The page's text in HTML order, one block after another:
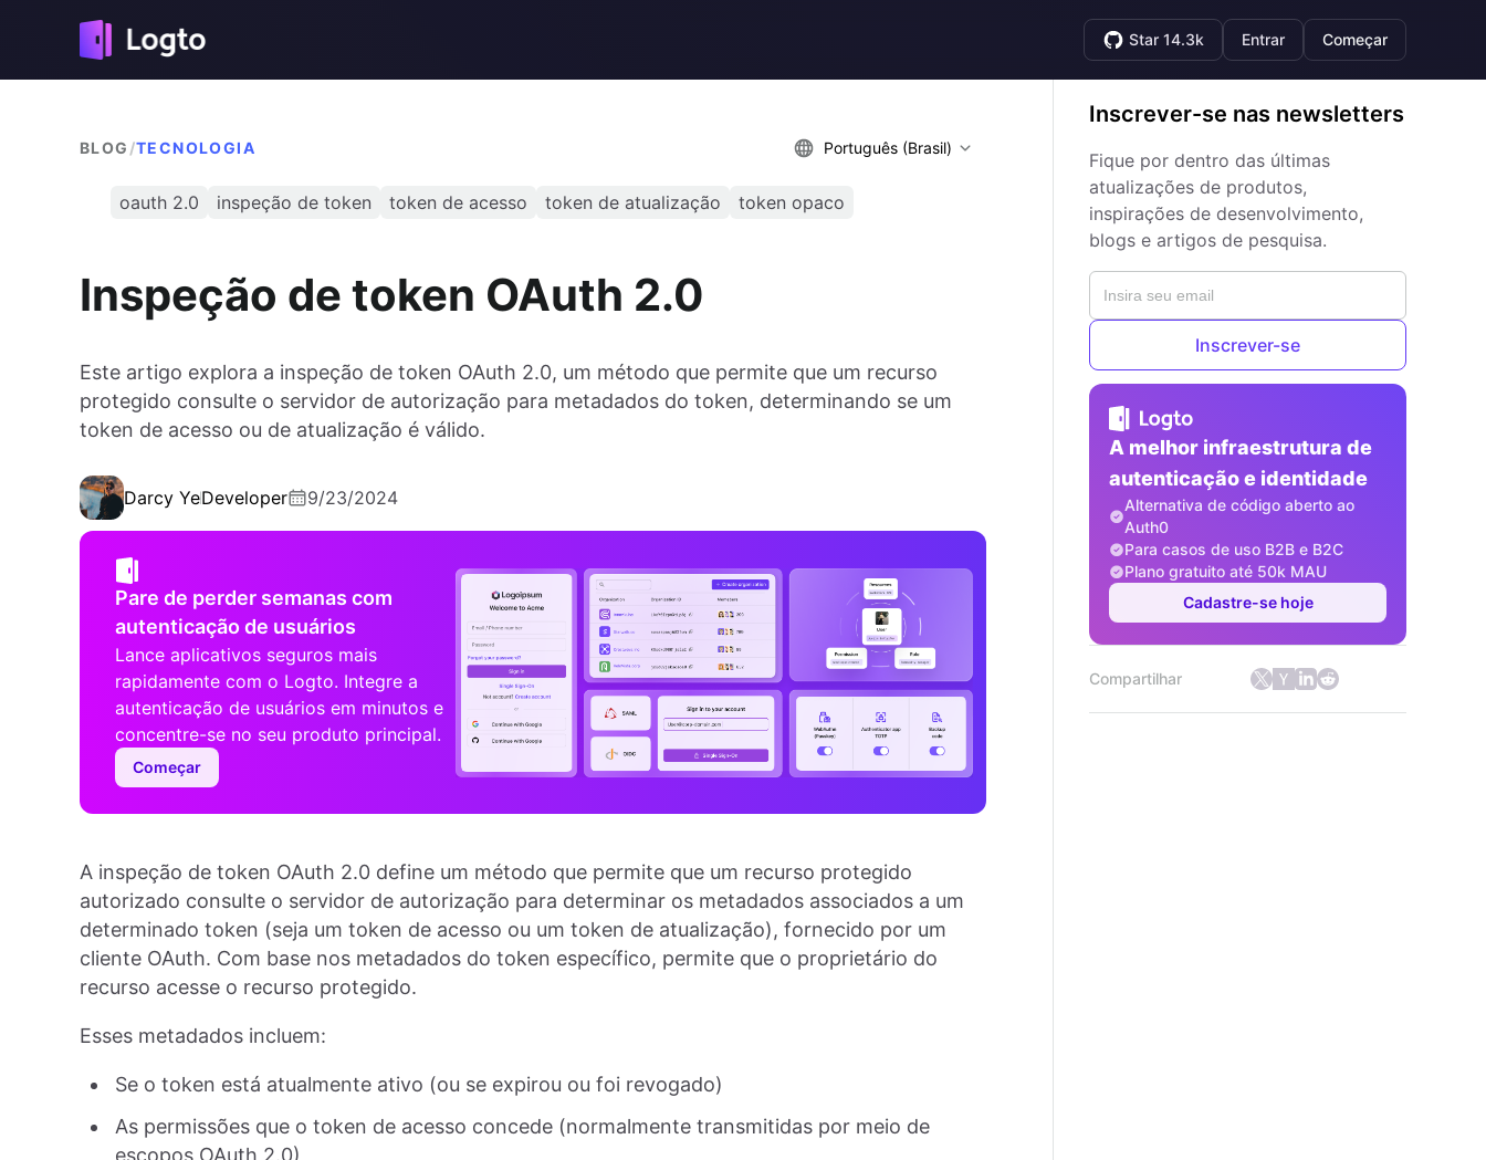
Star 14.3k Entrar Começar
BLOG /TECNOLOGIA Português (Brasil)
oauth 2.0 inspeção de token token de acesso token de atualização token opaco
Inspeção de token OAuth 2.0
Este artigo explora a inspeção de token OAuth 2.0, um método que permite que um recurso
protegido consulte o servidor de autorização para metadados do token, determinando se um
token de acesso ou de atualização é válido.
Darcy YeDeveloper 9/23/2024
Pare de perder semanas com
autenticação de usuários
Lance aplicativos seguros mais
rapidamente com o Logto. Integre a
autenticação de usuários em minutos e
concentre-se no seu produto principal.
Começar
A inspeção de token OAuth 2.0 define um método que permite que um recurso protegido
autorizado consulte o servidor de autorização para determinar os metadados associados a um
determinado token (seja um token de acesso ou um token de atualização), fornecido por um
cliente OAuth. Com base nos metadados do token específico, permite que o proprietário do
recurso acesse o recurso protegido.
Esses metadados incluem:
Se o token está atualmente ativo (ou se expirou ou foi revogado)
As permissões que o token de acesso concede (normalmente transmitidas por meio de
Inscrever-se nas newsletters
Fique por dentro das últimas
atualizações de produtos,
inspirações de desenvolvimento,
blogs e artigos de pesquisa.
Inscrever-se
A melhor infraestrutura de
autenticação e identidade
Alternativa de código aberto ao
Auth0
Para casos de uso B2B e B2C
Plano gratuito até 50k MAU
Cadastre-se hoje
Compartilhar